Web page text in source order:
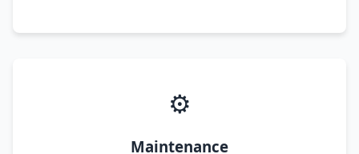
⚙️
Maintenance